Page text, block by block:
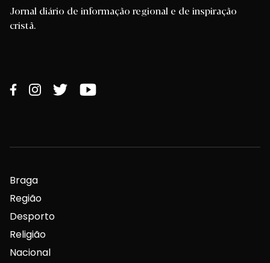
Jornal diário de informação regional e de inspiração
cristã.
Braga
Região
Desporto
Religião
Nacional